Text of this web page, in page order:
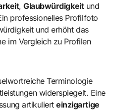
,Glaubwürdigkeitund
professionelles Profilfoto
und erhöht das
im Vergleich zu Profilen
Terminologie
widerspiegelt. Eine
artikulierteinzigartige